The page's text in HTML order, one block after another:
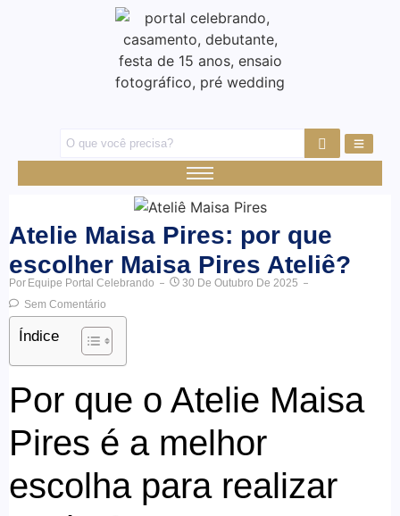
Atelie Maisa Pires: por que
escolher Maisa Pires Ateliê?
Por Equipe Portal Celebrando
30 De Outubro De 2025
Sem Comentário
Índice
Por que o Atelie Maisa
Pires é a melhor
escolha para realizar